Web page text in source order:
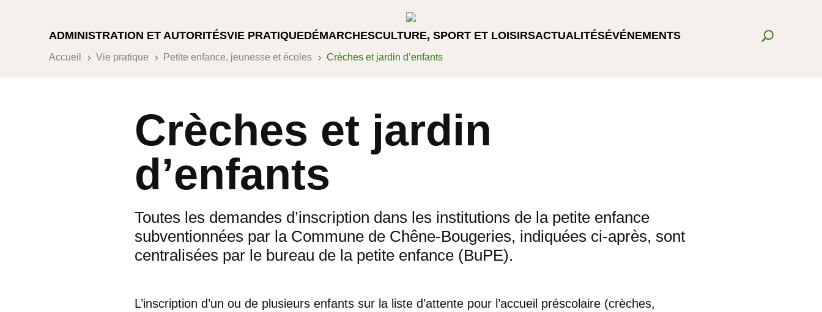
ADMINISTRATION ET AUTORITÉSVIE PRATIQUEDÉMARCHESCULTURE, SPORT ET LOISIRSACTUALITÉSÉVÉNEMENTS
Accueil 5 Vie pratique 5 Petite enfance, jeunesse et écoles 5 Crèches et jardin d’enfants
Crèches et jardin
d’enfants
Toutes les demandes d’inscription dans les institutions de la petite enfance
subventionnées par la Commune de Chêne-Bougeries, indiquées ci-après, sont
centralisées par le bureau de la petite enfance (BuPE).
L’inscription d’un ou de plusieurs enfants sur la liste d’attente pour l’accueil préscolaire (crèches,